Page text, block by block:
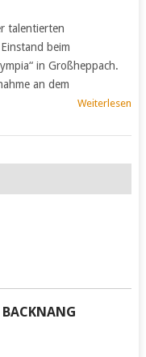
talentierten
beim
in Großheppach.
an dem
Weiterlesen